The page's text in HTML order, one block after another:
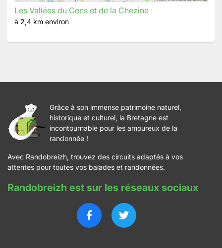
Les Vallées du Cens et de la Chezine
à 2,4 km environ
Grâce à son immense patrimoine naturel,
historique et culturel, la Bretagne est
incontournable pour les amoureux de la
randonnée !
Avec Randobreizh, trouvez des circuits adaptés à vos
attentes pour toutes vos balades et randonnées.
Randobreizh est sur les réseaux sociaux